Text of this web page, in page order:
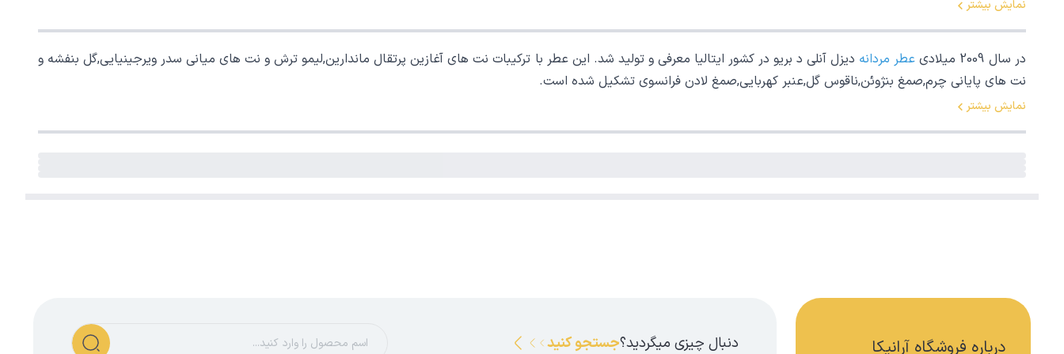
نمایش بیشتر
در سال 2009 میلادی عطر مردانه دیزل آنلی د بریو در کشور ایتالیا معرفی و تولید شد. این عطر با ترکیبات نت های آغازین پرتقال ماندارین,لیمو ترش و نت های میانی سدر ویرجینیایی,گل بنفشه و
نت های پایانی چرم,صمغ بنژوئن,ناقوس گل,عنبر کهربایی,صمغ لادن فرانسوی تشکیل شده است.
نمایش بیشتر
درباره فروشگاه آرانیکا دنبال چیزی میگردید؟جستجو کنید